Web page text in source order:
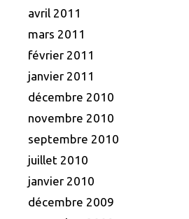
avril 2011
mars 2011
février 2011
janvier 2011
décembre 2010
novembre 2010
septembre 2010
juillet 2010
janvier 2010
décembre 2009